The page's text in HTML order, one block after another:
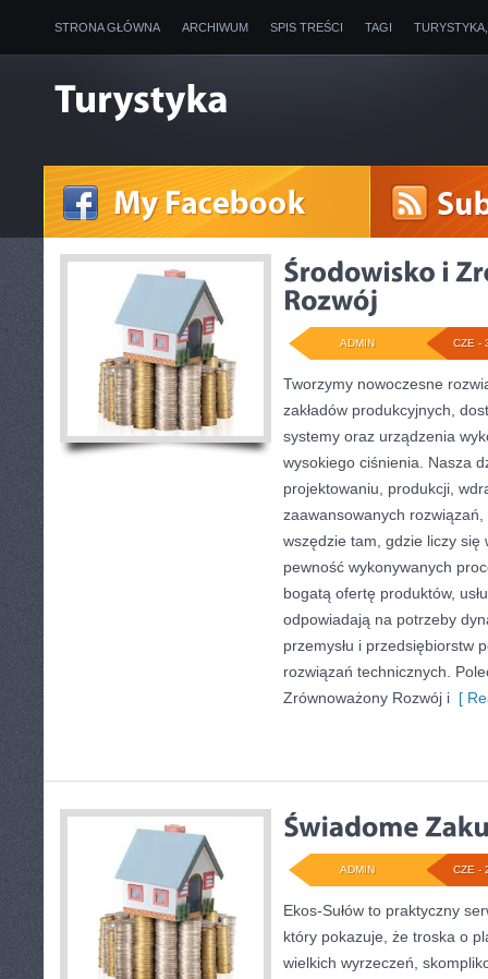
STRONA GŁÓWNA ARCHIWUM SPIS TREŚCI TAGI
CZE -
ADMIN
Tworzymy nowoczesne
zakładów produkcyjnych,
systemy oraz urządzenia
wysokiego ciśnienia. Nasza
projektowaniu, produkcji,
zaawansowanych
wszędzie tam, gdzie liczy
pewność wykonywanych
bogatą ofertę produktów,
odpowiadają na potrzeby
przemysłu i przedsiębiorstw
rozwiązań technicznych.
Zrównoważony Rozwój i [
CZE -
ADMIN
Ekos-Sułów to praktyczny
który pokazuje, że troska o
wielkich wyrzeczeń,